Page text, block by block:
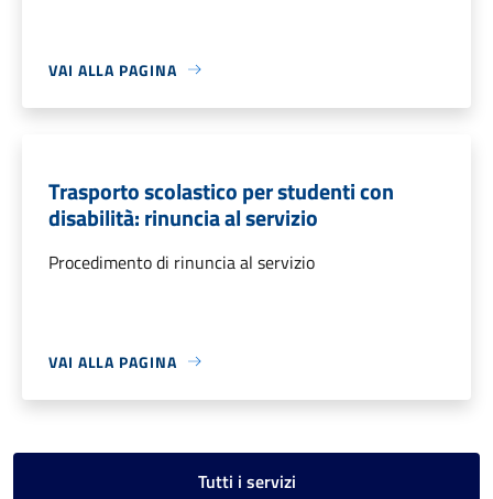
VAI ALLA PAGINA
Trasporto scolastico per studenti con
disabilità: rinuncia al servizio
Procedimento di rinuncia al servizio
VAI ALLA PAGINA
Tutti i servizi